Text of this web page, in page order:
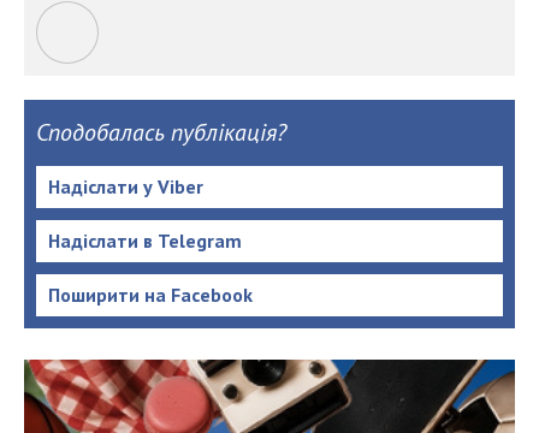
Сподобалась публікація?
Надіслати у Viber
Надіслати в Telegram
Поширити на Facebook